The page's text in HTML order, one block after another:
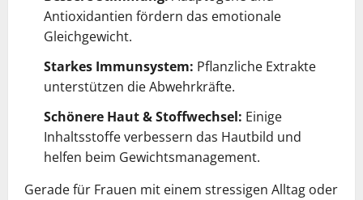
Antioxidantien fördern das emotionale
Gleichgewicht.
Starkes Immunsystem: Pflanzliche Extrakte
unterstützen die Abwehrkräfte.
Schönere Haut & Stoffwechsel: Einige
Inhaltsstoffe verbessern das Hautbild und
helfen beim Gewichtsmanagement.
Gerade für Frauen mit einem stressigen Alltag oder